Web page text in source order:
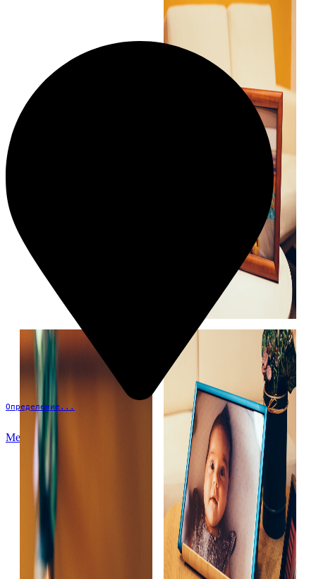
Определение...
Меню